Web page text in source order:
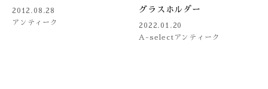
2012.08.28
アンティーク
グラスホルダー
2022.01.20
A-select アンティーク